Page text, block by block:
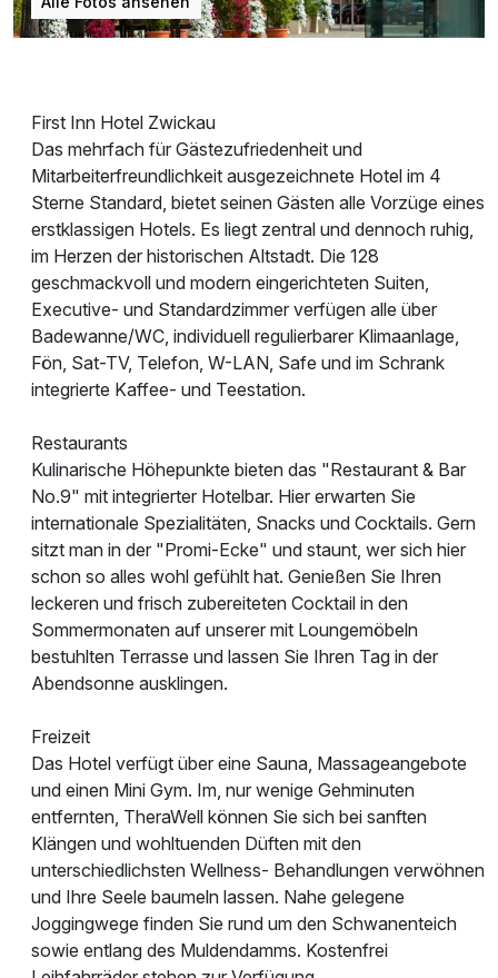
First Inn Hotel Zwickau
Das mehrfach für Gästezufriedenheit und
Mitarbeiterfreundlichkeit ausgezeichnete Hotel im 4
Sterne Standard, bietet seinen Gästen alle Vorzüge eines
erstklassigen Hotels. Es liegt zentral und dennoch ruhig,
im Herzen der historischen Altstadt. Die 128
geschmackvoll und modern eingerichteten Suiten,
Executive- und Standardzimmer verfügen alle über
Badewanne/WC, individuell regulierbarer Klimaanlage,
Fön, Sat-TV, Telefon, W-LAN, Safe und im Schrank
integrierte Kaffee- und Teestation.
Restaurants
Kulinarische Höhepunkte bieten das "Restaurant & Bar
No.9" mit integrierter Hotelbar. Hier erwarten Sie
internationale Spezialitäten, Snacks und Cocktails. Gern
sitzt man in der "Promi-Ecke" und staunt, wer sich hier
schon so alles wohl gefühlt hat. Genießen Sie Ihren
leckeren und frisch zubereiteten Cocktail in den
Sommermonaten auf unserer mit Loungemöbeln
bestuhlten Terrasse und lassen Sie Ihren Tag in der
Abendsonne ausklingen.
Freizeit
Das Hotel verfügt über eine Sauna, Massageangebote
und einen Mini Gym. Im, nur wenige Gehminuten
entfernten, TheraWell können Sie sich bei sanften
Klängen und wohltuenden Düften mit den
unterschiedlichsten Wellness- Behandlungen verwöhnen
und Ihre Seele baumeln lassen. Nahe gelegene
Joggingwege finden Sie rund um den Schwanenteich
sowie entlang des Muldendamms. Kostenfrei